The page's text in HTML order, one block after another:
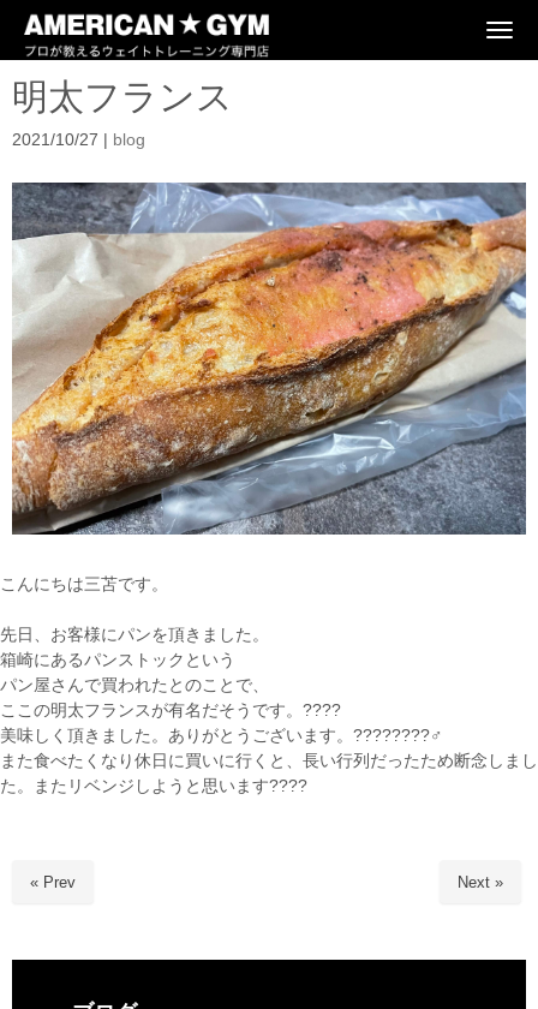
N
o
明太フランス
2021/10/27 | blog
こんにちは三苫です。
先日、お客様にパンを頂きました。
箱崎にあるパンストックという
パン屋さんで買われたとのことで、
ここの明太フランスが有名だそうです。????
美味しく頂きました。ありがとうございます。????????‍♂️
また食べたくなり休日に買いに行くと、長い行列だったため断念しまし
た。またリベンジしようと思います????
« Prev Next »